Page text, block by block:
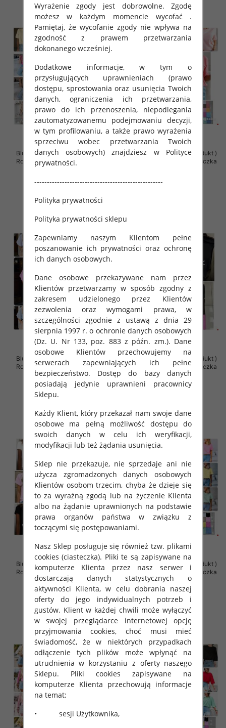
Bluzki damskie (Polska produkt )
Roz Standard , Mix Kolor Paczka
36.00 zł
szczegóły
Bluzki damskie (Polska produkt )
Roz Standard , Mix Kolor Paczka
36.00 zł
Bluzki damskie (Polska produkt )
Roz Standard , Mix Kolor Paczka
5 szt
35.00 zł
Bluzki damskie (Polska produkt )
Roz Standard , Mix Kolor Paczka
5 szt
34.00 zł
Bluzki damskie (Polska produkt )
Roz Standard , Mix Kolor Paczka
5 szt
34.00 zł
szczegóły
Bluzki damskie (Polska produkt )
Roz Standard , Mix Kolor Paczka
5 szt
34.00 zł
szczegóły
Wyrażenie zgody jest dobrowolne. Zgodę
możesz w każdym momencie wycofać .
Pamiętaj, że wycofanie zgody nie wpływa na
zgodność z prawem przetwarzania
dokonanego wcześniej.
Dodatkowe informacje, w tym o
przysługujących uprawnieniach (prawo
dostępu, sprostowania oraz usunięcia Twoich
danych, ograniczenia ich przetwarzania,
prawo do ich przenoszenia, niepodlegania
zautomatyzowanemu podejmowaniu decyzji,
w tym profilowaniu, a także prawo wyrażenia
sprzeciwu wobec przetwarzania Twoich
danych osobowych) znajdziesz w Polityce
prywatności.
---------------------------------------------------
Polityka prywatności
Polityka prywatności sklepu
Zapewniamy naszym Klientom pełne
poszanowanie ich prywatności oraz ochronę
ich danych osobowych.
Dane osobowe przekazywane nam przez
Klientów przetwarzamy w sposób zgodny z
zakresem udzielonego przez Klientów
zezwolenia oraz wymogami prawa, w
szczególności zgodnie z ustawą z dnia 29
sierpnia 1997 r. o ochronie danych osobowych
(Dz. U. Nr 133, poz. 883 z późn. zm.). Dane
osobowe Klientów przechowujemy na
serwerach zapewniających ich pełne
bezpieczeństwo. Dostęp do bazy danych
posiadają jedynie uprawnieni pracownicy
Sklepu.
Każdy Klient, który przekazał nam swoje dane
osobowe ma pełną możliwość dostępu do
swoich danych w celu ich weryfikacji,
modyfikacji lub też żądania usunięcia.
Sklep nie przekazuje, nie sprzedaje ani nie
użycza zgromadzonych danych osobowych
Klientów osobom trzecim, chyba że dzieje się
to za wyraźną zgodą lub na życzenie Klienta
albo na żądanie uprawnionych na podstawie
prawa organów państwa w związku z
toczącymi się postępowaniami.
Nasz Sklep posługuje się również tzw. plikami
cookies (ciasteczka). Pliki te są zapisywane na
komputerze Klienta przez nasz serwer i
dostarczają danych statystycznych o
aktywności Klienta, w celu dobrania naszej
oferty do jego indywidualnych potrzeb i
gustów. Klient w każdej chwili może wyłączyć
w swojej przeglądarce internetowej opcję
przyjmowania cookies, choć musi mieć
świadomość, że w niektórych przypadkach
odłączenie tych plików może wpłynąć na
utrudnienia w korzystaniu z oferty naszego
Sklepu. Pliki cookies zapisywane na
komputerze Klienta przechowują informacje
na temat:
• sesji Użytkownika,